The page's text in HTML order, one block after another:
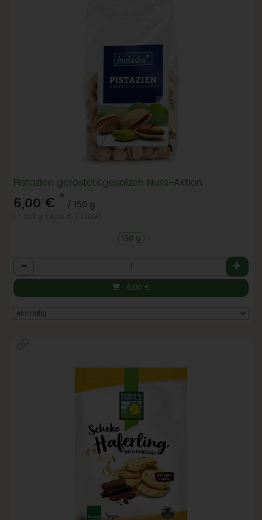
Pistazien geröstet&gesalzen Nuss-Aktion
6,00 € *
/ 150 g
150 g
Anzahl
6,00 €